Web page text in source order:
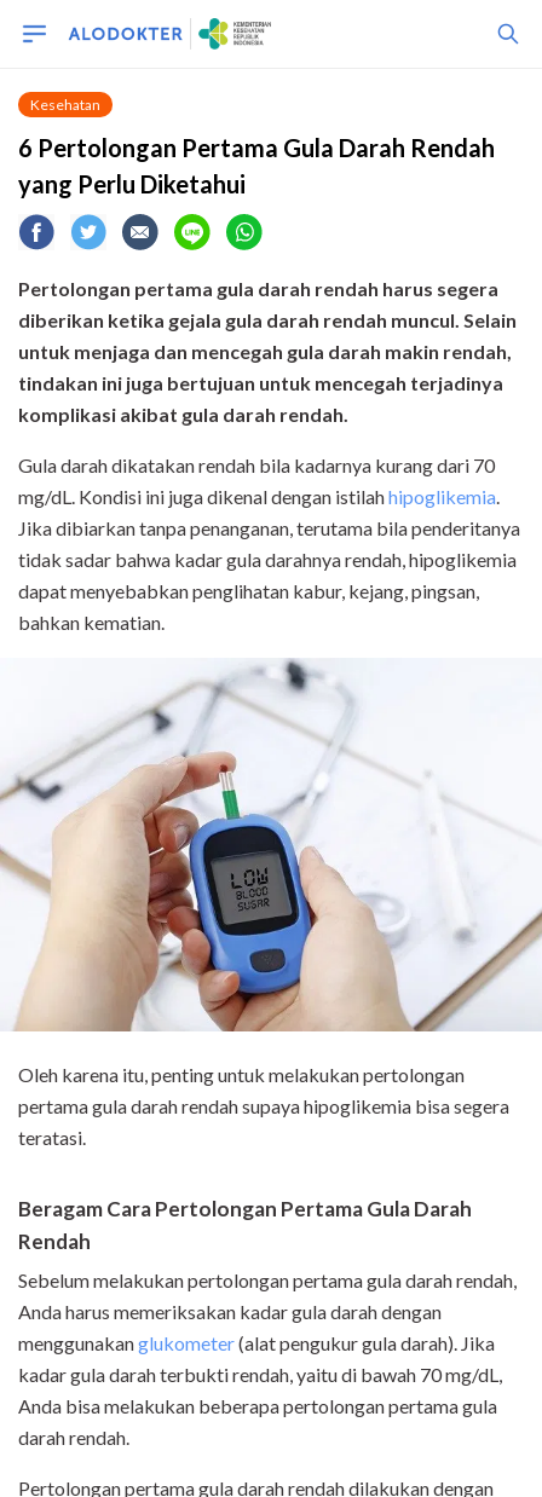
Kesehatan
6 Pertolongan Pertama Gula Darah Rendah
yang Perlu Diketahui
Pertolongan pertama gula darah rendah harus segera
diberikan ketika gejala gula darah rendah muncul. Selain
untuk menjaga dan mencegah gula darah makin rendah,
tindakan ini juga bertujuan untuk mencegah terjadinya
komplikasi akibat gula darah rendah.
Gula darah dikatakan rendah bila kadarnya kurang dari 70
mg/dL. Kondisi ini juga dikenal dengan istilahhipoglikemia.
Jika dibiarkan tanpa penanganan, terutama bila penderitanya
tidak sadar bahwa kadar gula darahnya rendah, hipoglikemia
dapat menyebabkan penglihatan kabur, kejang, pingsan,
bahkan kematian.
Oleh karena itu, penting untuk melakukan pertolongan
pertama gula darah rendah supaya hipoglikemia bisa segera
teratasi.
Beragam Cara Pertolongan Pertama Gula Darah
Rendah
Sebelum melakukan pertolongan pertama gula darah rendah,
Anda harus memeriksakan kadar gula darah dengan
menggunakanglukometer(alat pengukur gula darah). Jika
kadar gula darah terbukti rendah, yaitu di bawah 70 mg/dL,
Anda bisa melakukan beberapa pertolongan pertama gula
darah rendah.
Pertolongan pertama gula darah rendah dilakukan dengan